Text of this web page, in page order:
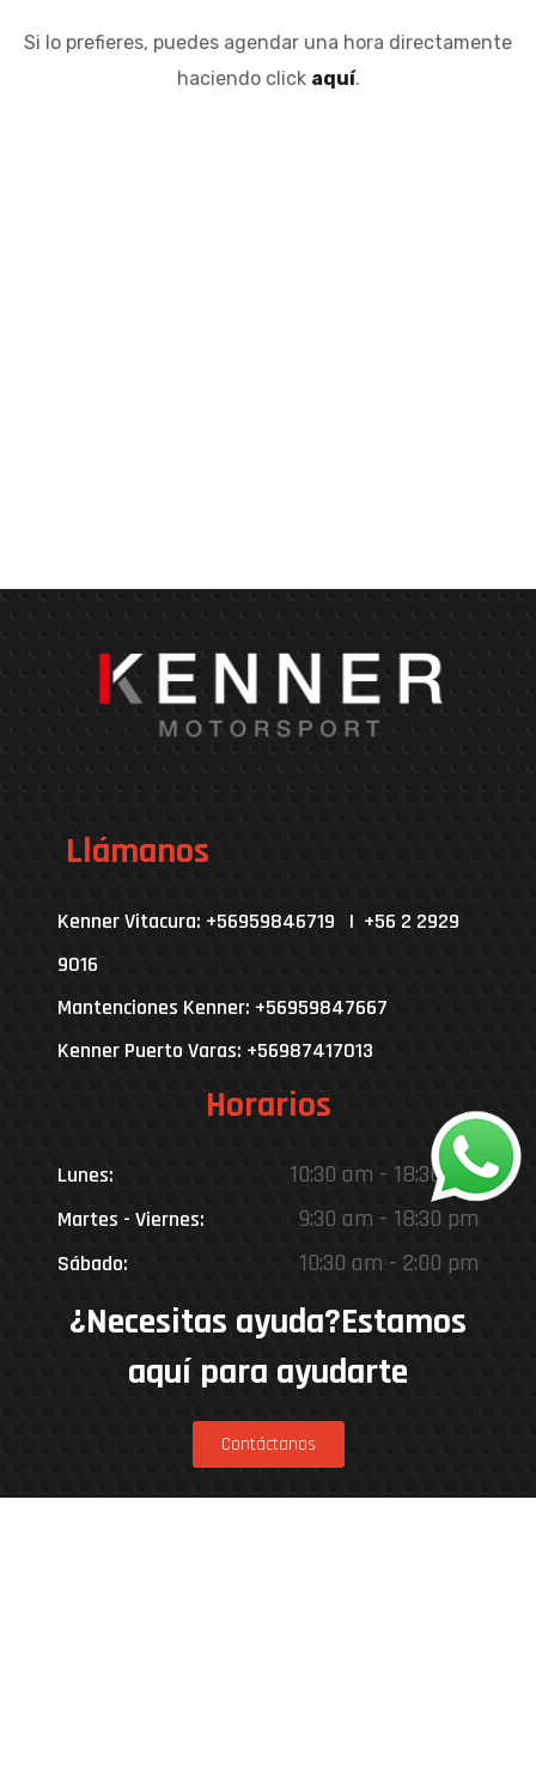
Si lo prefieres, puedes agendar una hora directamente
haciendo click aquí.
Llámanos
Kenner Vitacura: +56959846719 | +56 2 2929
9016
Mantenciones Kenner: +56959847667
Kenner Puerto Varas: +56987417013
Horarios
Lunes: 10:30 am - 18:30 pm
Martes - Viernes: 9:30 am - 18:30 pm
Sábado: 10:30 am - 2:00 pm
¿Necesitas ayuda?Estamos
aquí para ayudarte
Contáctanos